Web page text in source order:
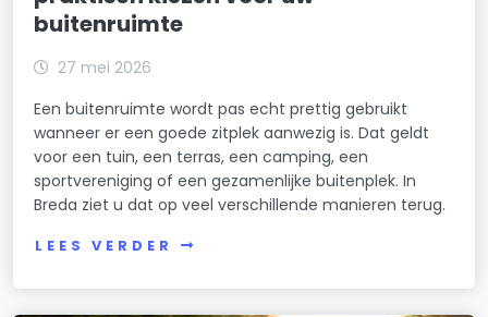
buitenruimte
27 mei 2026
Een buitenruimte wordt pas echt prettig gebruikt
wanneer er een goede zitplek aanwezig is. Dat geldt
voor een tuin, een terras, een camping, een
sportvereniging of een gezamenlijke buitenplek. In
Breda ziet u dat op veel verschillende manieren terug.
LEES VERDER